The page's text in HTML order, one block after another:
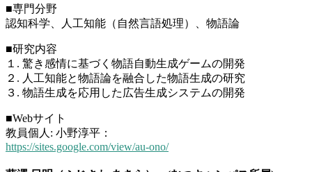
■専門分野
認知科学、人工知能（自然言語処理）、物語論
■研究内容
１. 驚き感情に基づく物語自動生成ゲームの開発
２. 人工知能と物語論を融合した物語生成の研究
３. 物語生成を応用した広告生成システムの開発
■Webサイト
教員個人: 小野淳平：
https://sites.google.com/view/au-ono/